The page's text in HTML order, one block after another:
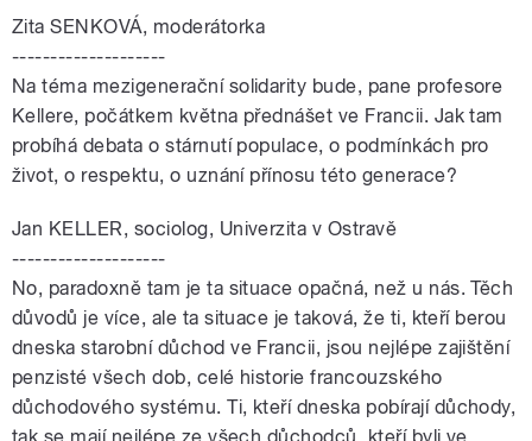
Zita SENKOVÁ, moderátorka
--------------------
Na téma mezigenerační solidarity bude, pane profesore
Kellere, počátkem května přednášet ve Francii. Jak tam
probíhá debata o stárnutí populace, o podmínkách pro
život, o respektu, o uznání přínosu této generace?
Jan KELLER, sociolog, Univerzita v Ostravě
--------------------
No, paradoxně tam je ta situace opačná, než u nás. Těch
důvodů je více, ale ta situace je taková, že ti, kteří berou
dneska starobní důchod ve Francii, jsou nejlépe zajištění
penzisté všech dob, celé historie francouzského
důchodového systému. Ti, kteří dneska pobírají důchody,